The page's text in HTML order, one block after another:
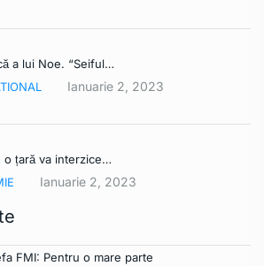
a lui Noe. “Seiful…
Ianuarie 2, 2023
o țară va interzice…
Ianuarie 2, 2023
FMI: Pentru o mare parte